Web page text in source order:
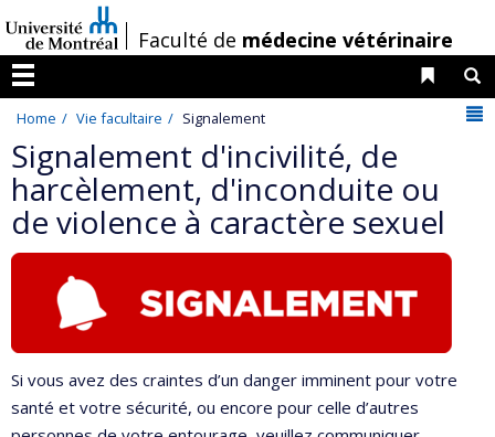
au
contenu
/Faculté de médecine vétérinaire
Menu
Liens
Home Vie facultaire Signalement
Signalement d'incivilité, de
harcèlement, d'inconduite ou
de violence à caractère sexuel
Si vous avez des craintes d’un danger imminent pour votre
santé et votre sécurité, ou encore pour celle d’autres